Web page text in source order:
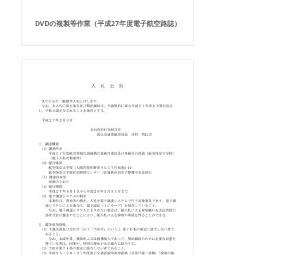
DVDの複製等作業（平成27年度電子航空路誌）